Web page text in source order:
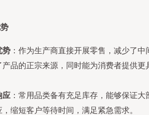
势 ：作为生产商直接开展零售，减少了中
品的正宗来源，同时能为消费者提供更
应 ：常用品类备有充足库存，能够保证大
缩短客户等待时间，满足紧急需求。